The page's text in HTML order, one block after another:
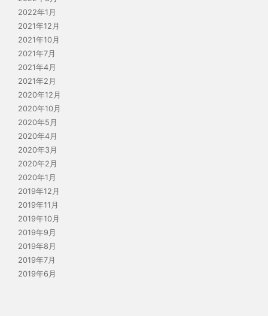
2022年1月
2021年12月
2021年10月
2021年7月
2021年4月
2021年2月
2020年12月
2020年10月
2020年5月
2020年4月
2020年3月
2020年2月
2020年1月
2019年12月
2019年11月
2019年10月
2019年9月
2019年8月
2019年7月
2019年6月